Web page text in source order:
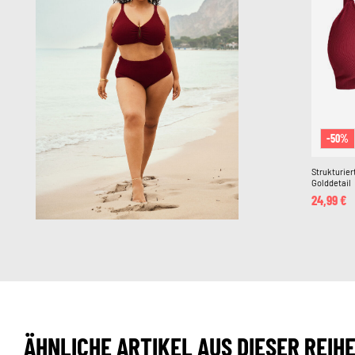
-50%
Golddetail
24,99 €
ÄHNLICHE ARTIKEL AUS DIESER REIHE